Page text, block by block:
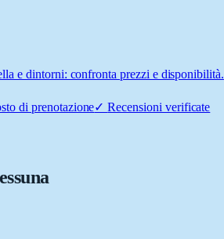
e dintorni: confronta prezzi e disponibilità.
di prenotazione✓Recensioni verificate